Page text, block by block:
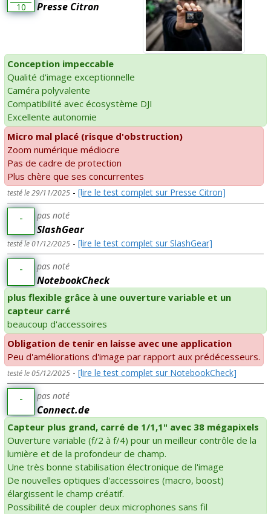
10 Presse Citron
Conception impeccable
Qualité d'image exceptionnelle
Caméra polyvalente
Compatibilité avec écosystème DJI
Excellente autonomie
Micro mal placé (risque d'obstruction)
Zoom numérique médiocre
Pas de cadre de protection
Plus chère que ses concurrentes
testé le 29/11/2025 - [lire le test complet sur Presse Citron]
- pas noté
SlashGear
testé le 01/12/2025 - [lire le test complet sur SlashGear]
- pas noté
NotebookCheck
plus flexible grâce à une ouverture variable et un
capteur carré
beaucoup d'accessoires
Obligation de tenir en laisse avec une application
Peu d'améliorations d'image par rapport aux prédécesseurs.
testé le 05/12/2025 - [lire le test complet sur NotebookCheck]
- pas noté
Connect.de
Capteur plus grand, carré de 1/1,1" avec 38 mégapixels
Ouverture variable (f/2 à f/4) pour un meilleur contrôle de la
lumière et de la profondeur de champ.
Une très bonne stabilisation électronique de l'image
De nouvelles optiques d'accessoires (macro, boost)
élargissent le champ créatif.
Possibilité de coupler deux microphones sans fil